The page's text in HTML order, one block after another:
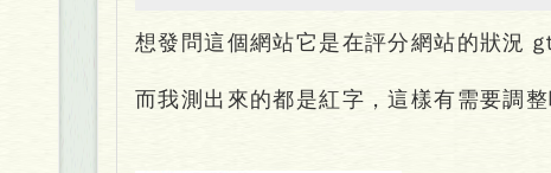
想發問這個網站它是在評分網站的狀況
而我測出來的都是紅字，這樣有需要調